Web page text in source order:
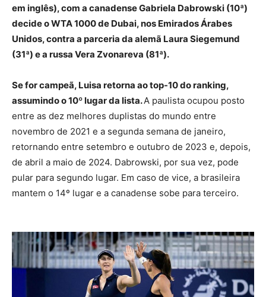
em inglês), com a canadense Gabriela Dabrowski (10ª)
decide o WTA 1000 de Dubai, nos Emirados Árabes
Unidos, contra a parceria da alemã Laura Siegemund
(31ª) e a russa Vera Zvonareva (81ª).
Se for campeã, Luisa retorna ao top-10 do ranking,
assumindo o 10º lugar da lista.A paulista ocupou posto
entre as dez melhores duplistas do mundo entre
novembro de 2021 e a segunda semana de janeiro,
retornando entre setembro e outubro de 2023 e, depois,
de abril a maio de 2024. Dabrowski, por sua vez, pode
pular para segundo lugar. Em caso de vice, a brasileira
mantem o 14º lugar e a canadense sobe para terceiro.